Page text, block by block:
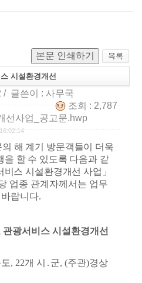
본문 인쇄하기
시설환경개선
/ 글쓴이 : 사무국
조회 : 2,787
선사업_공고문.hwp
해 계기 방문객들이 더욱
을 할 수 있도록 다음과 같
비스 시설환경개선 사업 」
업종 관계자께서는 업무
랍니다.
관광서비스 시설환경개선
, 22개 시 ․ 군, (주관)경상